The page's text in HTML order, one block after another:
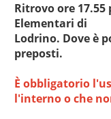
Ritrovo ore 17.55
Elementari di
Lodrino. Dove è
preposti.
È obbligatorio
l'interno o che